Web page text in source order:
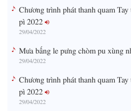
Chương trình phát thanh quam
pì 2022
29/04/2022
Mưa bấng le pưng chòm pu xùng
29/04/2022
Chương trình phát thanh quam
pì 2022
29/04/2022